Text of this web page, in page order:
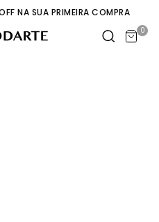
NA SUA PRIMEIRA COMPRA
0